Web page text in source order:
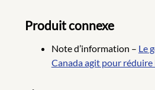
Produit connexe
Note d’information – Le
Canada agit pour